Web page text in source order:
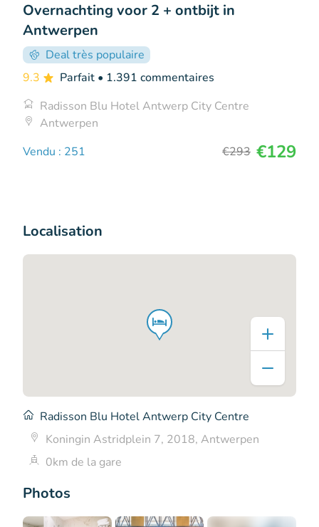
Overnachting voor 2 + ontbijt in
Antwerpen
Deal très populaire
9.3
Parfait • 1.391 commentaires
Radisson Blu Hotel Antwerp City Centre
Antwerpen
Vendu : 251
€293 €129
Photos
Localisation
Radisson Blu Hotel Antwerp City Centre
Koningin Astridplein 7, 2018, Antwerpen
0km de la gare